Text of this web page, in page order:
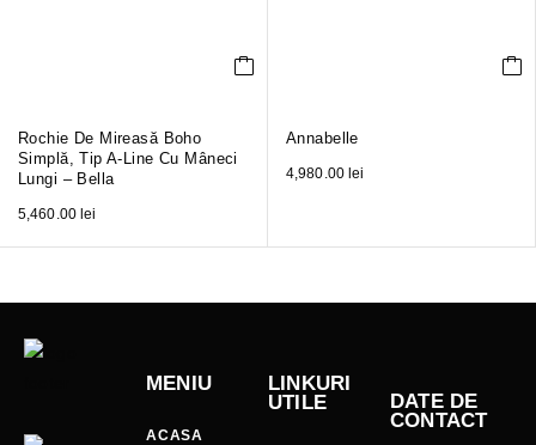
Rochie De Mireasă Boho
Simplă, Tip A-Line Cu Mâneci
Lungi – Bella
5,460.00 lei
Annabelle
4,980.00 lei
MENIU
ACASA
LINKURI
UTILE
DATE DE
CONTACT